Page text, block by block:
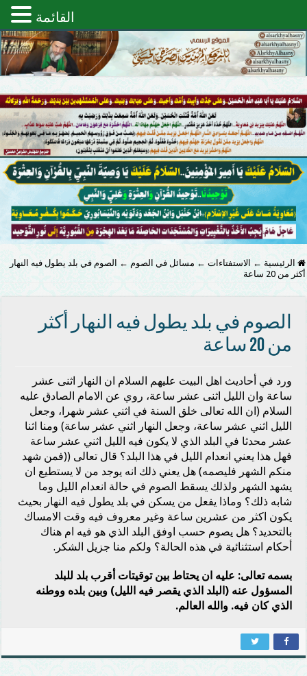
الرئيسية ← الاستفتاءات ← مسائل في الصوم ← الصوم في بلد يطول فيه النهار
أكثر من 20 ساعة
الصوم في بلد يطول فيه النهار أكثر
من 20 ساعة
ورد في أحاديث اهل البيت عليهم السلام ان النهار اثنى عشر
ساعة وان الليل اثنى عشر ساعة، روي عن الامام الصادق عليه
السلام (ان الله تعالى خلق السنة في اثني عشر شهرا، وجعل
الليل اثني عشر ساعة، وجعل النهار اثني عشر ساعة) ومنا اثنا
عشر محدثا في البلد الذي لا يكون فيه الليل اثني عشر ساعة
فهل هذا يعني انعدام الليل في هذا البلد؟ قال تعالى ((فمن شهد
منكم الشهر فليصمه) هل يعني ذلك انه يوجد من لا يستطيع ان
يشهد الشهر ولذلك يسقط الصوم في حالة انعدام الليل وما
شابه ذلك؟ وماذا يفعل من يسكن في بلد يطول فيه النهار بحيث
يكون اكثر من عشرين ساعة وغير معروف فيه وقت الامساك
بالتحديد؟ هل يصوم حسب اوفق البلد الذي هو فيه ام هناك
أحكام استثنائية في هذه الحالة؟ ولكم منا جزيل الشكر.
بسمه تعالى: عليه ان يحتاط بين توقيتات أقرب بلد للبلد
المسؤول عنه (البلد الذي يقصر فيه الليل) وبين بلده ووطنه
الذي كان فيه. والله العالم.
القائمة